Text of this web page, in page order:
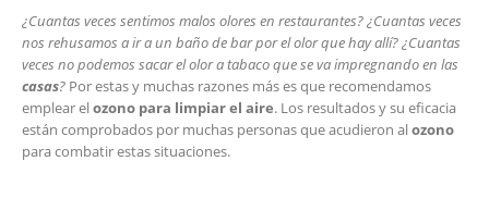
¿Cuantas veces sentimos malos olores en restaurantes? ¿Cuantas veces
nos rehusamos a ir a un baño de bar por el olor que hay allí? ¿Cuantas
veces no podemos sacar el olor a tabaco que se va impregnando en las
casas? Por estas y muchas razones más es que recomendamos
emplear elozono para limpiar el aire. Los resultados y su eficacia
están comprobados por muchas personas que acudieron alozono
para combatir estas situaciones.